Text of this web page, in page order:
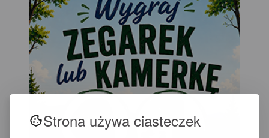
Strona używa ciasteczek
przydatne turyście. Podano
aktualne przebiegi szlaków
pieszych, rowerowych,
konnych, nordic walking i
konnych, łącznie z
kilometrażem.